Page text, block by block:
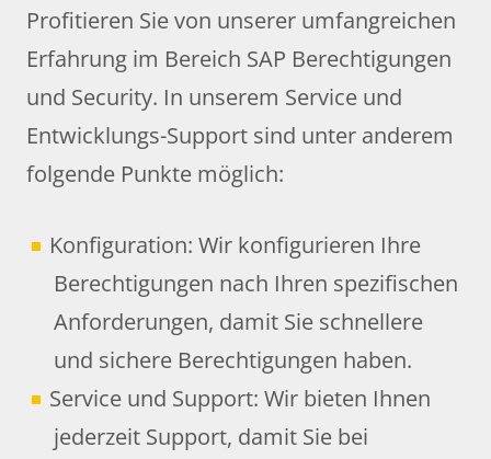
Profitieren Sie von unserer umfangreichen
Erfahrung im Bereich SAP Berechtigungen
und Security. In unserem Service und
Entwicklungs-Support sind unter anderem
folgende Punkte möglich:
Konfiguration: Wir konfigurieren Ihre
Berechtigungen nach Ihren spezifischen
Anforderungen, damit Sie schnellere
und sichere Berechtigungen haben.
Service und Support: Wir bieten Ihnen
jederzeit Support, damit Sie bei